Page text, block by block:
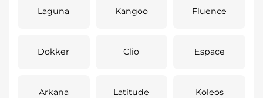
Laguna Kangoo Fluence
Dokker Clio Espace
Arkana Latitude Koleos